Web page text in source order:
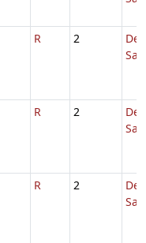
R 2
De
R 2
De
R 2
De